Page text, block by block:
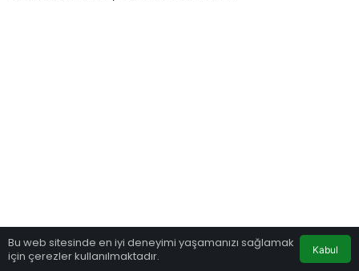
Bu web sitesinde en iyi deneyimi yaşamanızı sağlamak
için çerezler kullanılmaktadır.
Kabul